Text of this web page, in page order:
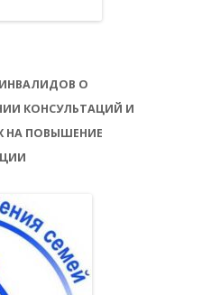
О
КОНСУЛЬТАЦИЙ И
НА ПОВЫШЕНИЕ